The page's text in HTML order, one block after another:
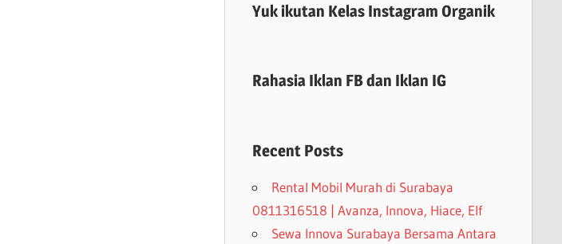
Yuk ikutan Kelas Instagram Organik
Rahasia Iklan FB dan Iklan IG
Recent Posts
Rental Mobil Murah di Surabaya
0811316518 | Avanza, Innova, Hiace, Elf
Sewa Innova Surabaya Bersama Antara